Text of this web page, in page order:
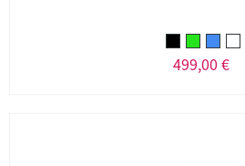
499,00 €